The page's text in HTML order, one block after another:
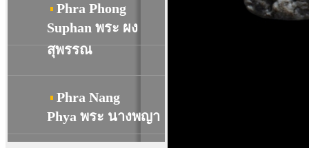
Phra Phong
Suphan พระ ผง
สุพรรณ
Phra Nang
Phya พระ นางพญา